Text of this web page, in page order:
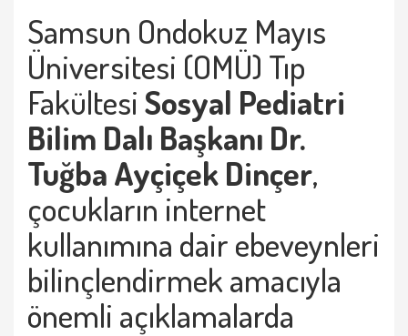
Samsun Ondokuz Mayıs
Üniversitesi (OMÜ) Tıp
FakültesiSosyal Pediatri
Bilim Dalı Başkanı Dr.
Tuğba Ayçiçek Dinçer,
çocukların internet
kullanımına dair ebeveynleri
bilinçlendirmek amacıyla
önemli açıklamalarda